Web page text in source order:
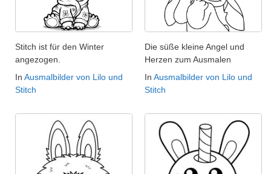
Stitch ist für den Winter
angezogen.
In Ausmalbilder von Lilo und
Stitch
Die süße kleine Angel und
Herzen zum Ausmalen
In Ausmalbilder von Lilo und
Stitch